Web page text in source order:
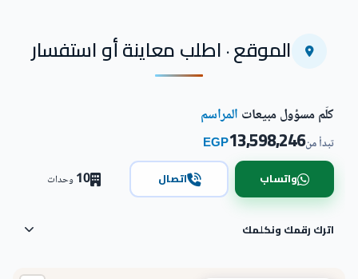
الموقع · اطلب معاينة أو استفسار
كلّم مسؤول مبيعات المراسم
تبدأ من13,598,246
EGP
واتساب اتصال 10وحدات
اترك رقمك ونكلمك